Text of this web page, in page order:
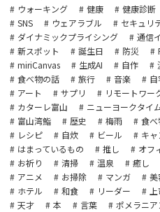
ウォーキング
健康 健康診断
SNS
ウェアラブル
セキュリ
ダイナミックプライシング
通信
新スポット
誕生日 防災
miriCanvas
生成AI 自作
食べ物の話
旅行 音楽
アート
サプリ
リモートワー
カターレ富山
ニューヨークタイ
富山湾鮨
歴史 梅雨 食べ
レシピ
自炊 ビール キ
はまっているもの
推し
オフ
お祈り
清掃 温泉 癒し
アニメ
お掃除 マンガ 美
ホテル
和食 リーダー
天才
本 言葉 ポメラニア